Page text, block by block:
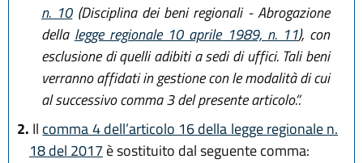
n. 10(Disciplina dei beni regionali - Abrogazione
della legge regionale 10 aprile 1989, n. 11), con
esclusione di quelli adibiti a sedi di uffici. Tali beni
verranno affidati in gestione con le modalità di cui
al successivo comma 3 del presente articolo.”.
2. Il comma 4 dell’articolo 16 della legge regionale n.
18 del 2017 è sostituito dal seguente comma: